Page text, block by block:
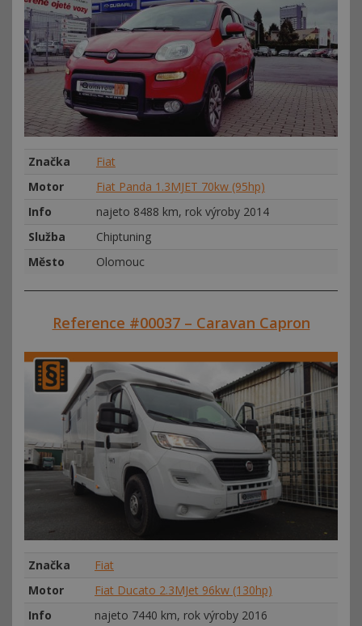
Značka
Fiat
Motor
Fiat Panda 1.3MJET 70kw (95hp)
Info
najeto 8488 km, rok výroby 2014
Služba
Chiptuning
Město
Olomouc
Reference #00037 – Caravan Capron
Značka
Fiat
Motor
Fiat Ducato 2.3MJet 96kw (130hp)
Info
najeto 7440 km, rok výroby 2016